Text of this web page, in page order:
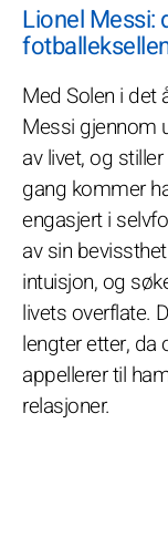
Lionel Messi:
Med Solen i det
Messi gjennom
av livet, og
gang kommer
engasjert i
av sin
intuisjon, og
livets overflate.
lengter etter, da
appellerer til
relasjoner.